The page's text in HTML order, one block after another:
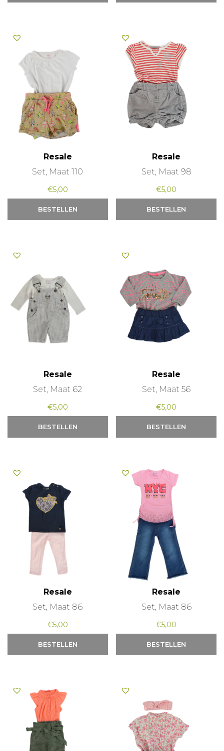
Resale
Set, Maat 110
€5,00
BESTELLEN
Resale
Set, Maat 98
€5,00
BESTELLEN
Resale
Set, Maat 62
€5,00
BESTELLEN
Resale
Set, Maat 56
€5,00
BESTELLEN
Resale
Set, Maat 86
€5,00
BESTELLEN
Resale
Set, Maat 86
€5,00
BESTELLEN